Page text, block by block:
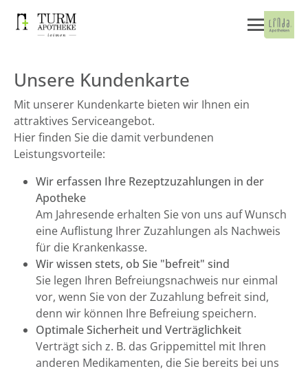
Unsere Kundenkarte
Mit unserer Kundenkarte bieten wir Ihnen ein
attraktives Serviceangebot.
Hier finden Sie die damit verbundenen
Leistungsvorteile:
Wir erfassen Ihre Rezeptzuzahlungen in der
Apotheke
Am Jahresende erhalten Sie von uns auf Wunsch
eine Auflistung Ihrer Zuzahlungen als Nachweis
für die Krankenkasse.
Wir wissen stets, ob Sie "befreit" sind
Sie legen Ihren Befreiungsnachweis nur einmal
vor, wenn Sie von der Zuzahlung befreit sind,
denn wir können Ihre Befreiung speichern.
Optimale Sicherheit und Verträglichkeit
Verträgt sich z. B. das Grippemittel mit Ihren
anderen Medikamenten, die Sie bereits bei uns